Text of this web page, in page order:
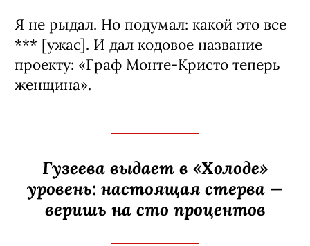
Я не рыдал. Но подумал: какой это все
*** [ужас]. И дал кодовое название
проекту: «Граф Монте-­Кристо теперь
женщина».
Гузеева выдает в «Холоде»
уровень: настоящая стерва —
веришь на сто процентов